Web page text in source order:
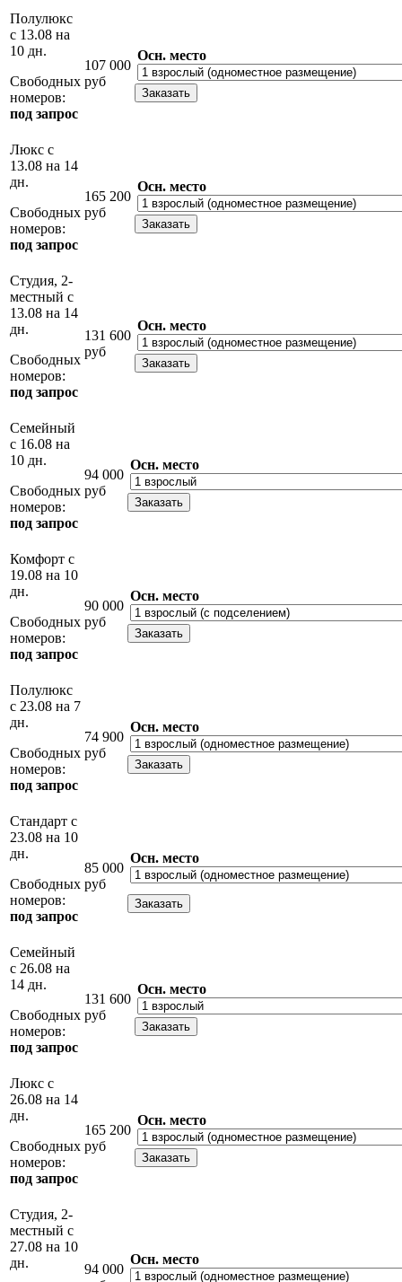
Полулюкс
с 13.08 на
10 дн.
Свободных
номеров:
под запрос
107 000
руб
Осн. место
Люкс с
13.08 на 14
дн.
Свободных
номеров:
под запрос
165 200
руб
Осн. место
Студия, 2-
местный с
13.08 на 14
дн.
Свободных
номеров:
под запрос
131 600
руб
Осн. место
Семейный
с 16.08 на
10 дн.
Свободных
номеров:
под запрос
94 000
руб
Осн. место
Комфорт с
19.08 на 10
дн.
Свободных
номеров:
под запрос
90 000
руб
Осн. место
Полулюкс
с 23.08 на 7
дн.
Свободных
номеров:
под запрос
74 900
руб
Осн. место
Стандарт с
23.08 на 10
дн.
Свободных
номеров:
под запрос
85 000
руб
Осн. место
Семейный
с 26.08 на
14 дн.
Свободных
номеров:
под запрос
131 600
руб
Осн. место
Люкс с
26.08 на 14
дн.
Свободных
номеров:
под запрос
165 200
руб
Осн. место
Студия, 2-
местный с
27.08 на 10
дн.
94 000
Осн. место